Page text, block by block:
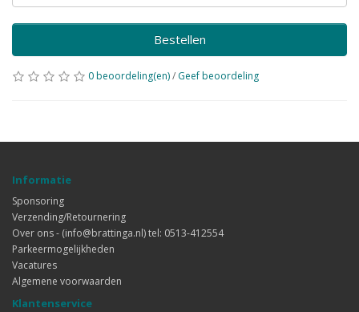
Bestellen
0 beoordeling(en)/ Geef beoordeling
Informatie
Sponsoring
Verzending/Retournering
Over ons - (info@brattinga.nl) tel: 0513-412554
Parkeermogelijkheden
Vacatures
Algemene voorwaarden
Klantenservice